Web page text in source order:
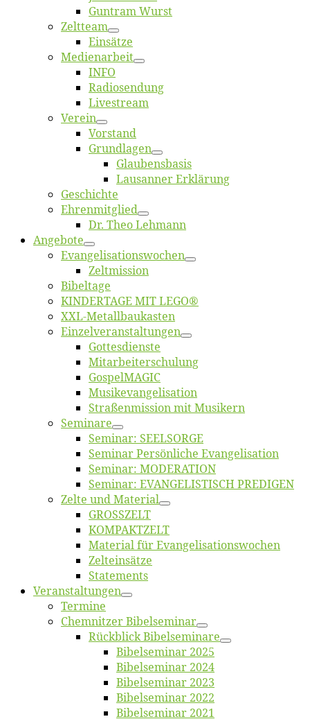
Gun­tram Wurst
Zelt­team
Ein­sät­ze
Me­di­en­ar­beit
INFO
Ra­dio­sen­dung
Live­stream
Ver­ein
Vor­stand
Grund­la­gen
Glaubens­ba­sis
Lausan­ner Erklärung
Ge­schich­te
Eh­ren­mit­glied
Dr. Theo Lehmann
An­ge­bo­te
Evangelisa­tions­wo­chen
Zelt­mis­si­on
Bi­bel­ta­ge
KINDERTAGE MIT LEGO®
XXL-Me­­tal­l­­bau­­kas­­ten
Einzelver­an­stal­tungen
Got­tes­diens­te
Mitarbeiter­schulung
Gos­pel­MA­GIC
Musikevan­ge­li­sa­tion
Straßenmis­sion mit Musikern
Se­mi­na­re
Se­mi­nar: SEELSORGE
Se­mi­nar Per­sön­li­che Evangelisation
Se­mi­nar: MODERATION
Se­mi­nar: EVANGELISTISCH PREDIGEN
Zel­te und Material
GROSSZELT
KOMPAKTZELT
Ma­te­ri­al für Evangelisationswochen
Zelt­ein­sät­ze
State­ments
Ver­an­stal­tun­gen
Ter­mi­ne
Chemnit­zer Bibelseminar
Rück­blick Bibelseminare
Bi­bel­se­mi­nar 2025
Bi­bel­se­mi­nar 2024
Bi­bel­se­mi­nar 2023
Bi­bel­se­mi­nar 2022
Bi­bel­se­mi­nar 2021